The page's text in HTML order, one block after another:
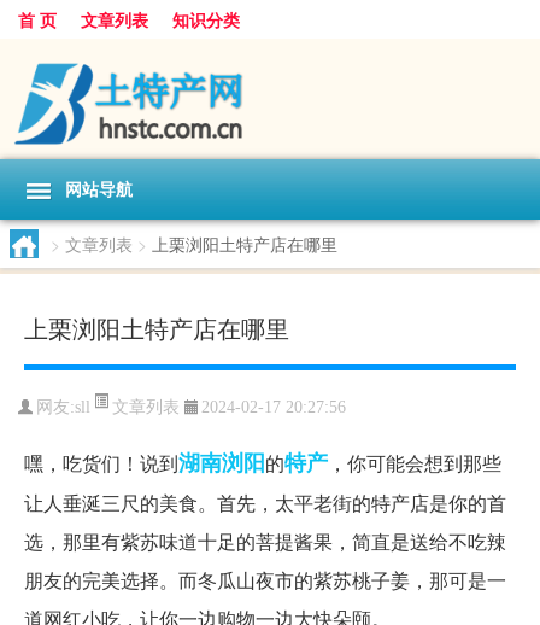
首 页 文章列表 知识分类
网站导航
> 文章列表 > 上栗浏阳土特产店在哪里
上栗浏阳土特产店在哪里
网友:sll 文章列表 2024-02-17 20:27:56
嘿，吃货们！说到湖南浏阳的特产 ，你可能会想到那些
让人垂涎三尺的美食。首先，太平老街的特产店是你的首
选，那里有紫苏味道十足的菩提酱果，简直是送给不吃辣
朋友的完美选择。而冬瓜山夜市的紫苏桃子姜，那可是一
道网红小吃，让你一边购物一边大快朵颐。